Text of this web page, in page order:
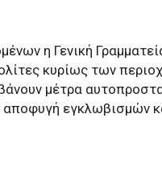
η Γενική
κυρίως των
μέτρα
εγκλωβισμών